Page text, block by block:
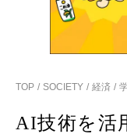
TOP SOCIETY 経済
AI技術を活